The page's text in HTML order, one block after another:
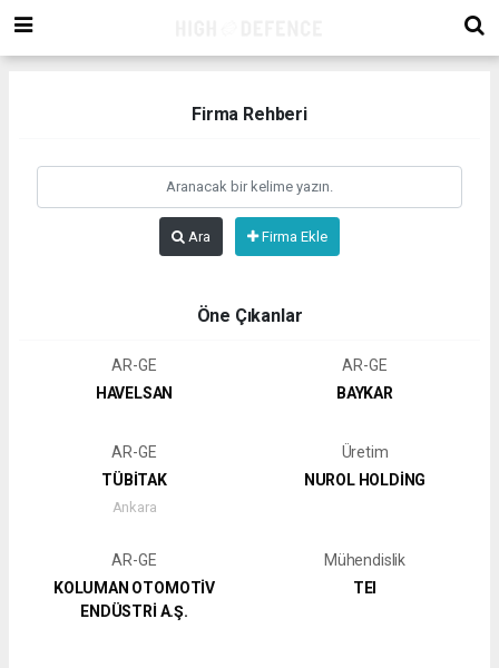
Firma Rehberi
Ara Firma Ekle
Öne Çıkanlar
AR-GE
HAVELSAN
AR-GE
BAYKAR
AR-GE
TÜBİTAK
Ankara
Üretim
NUROL HOLDİNG
AR-GE
KOLUMAN OTOMOTİV
ENDÜSTRİ A.Ş.
Mühendislik
TEI